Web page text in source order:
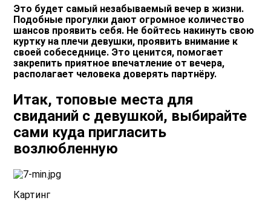
Это будет самый незабываемый вечер в жизни.
Подобные прогулки дают огромное количество
шансов проявить себя. Не бойтесь накинуть свою
куртку на плечи девушки, проявить внимание к
своей собеседнице. Это ценится, помогает
закрепить приятное впечатление от вечера,
располагает человека доверять партнёру.
Итак, топовые места для
свиданий с девушкой, выбирайте
сами куда пригласить
возлюбленную
Картинг